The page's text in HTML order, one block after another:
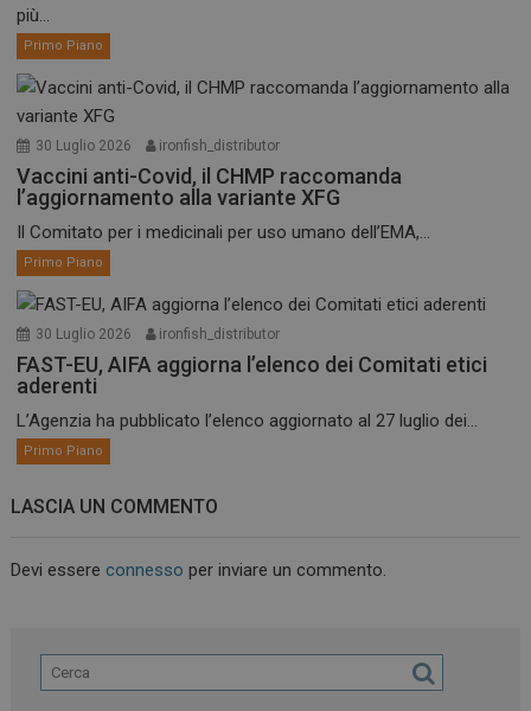
più...
Primo Piano
30 Luglio 2026 ironfish_distributor
Vaccini anti-Covid, il CHMP raccomanda
l’aggiornamento alla variante XFG
Il Comitato per i medicinali per uso umano dell’EMA,...
Primo Piano
30 Luglio 2026 ironfish_distributor
FAST-EU, AIFA aggiorna l’elenco dei Comitati etici
aderenti
L’Agenzia ha pubblicato l’elenco aggiornato al 27 luglio dei...
Primo Piano
LASCIA UN COMMENTO
Devi essereconnesso per inviare un commento.